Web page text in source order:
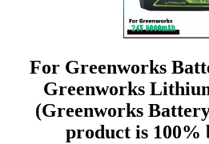
For Greenworks
Greenworks
(Greenworks
product is 100%